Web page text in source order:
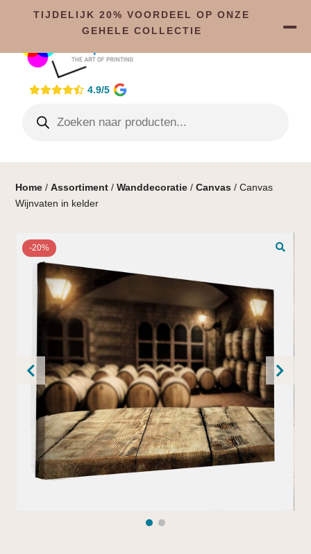
4.9/5
Home /Assortiment /Wanddecoratie /Canvas / Canvas
Wijnvaten in kelder
-20%
TIJDELIJK 20% VOORDEEL OP ONZE
GEHELE COLLECTIE